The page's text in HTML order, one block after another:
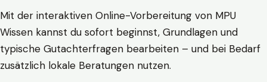
Mit der interaktiven Online-Vorbereitung von MPU
Wissen kannst du sofort beginnst, Grundlagen und
typische Gutachterfragen bearbeiten – und bei Bedarf
zusätzlich lokale Beratungen nutzen.